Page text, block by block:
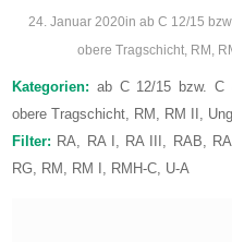
24. Januar 2020in ab C 12/15
obere Tragschicht RM
Kategorien: ab C 12/15 bzw. C
obere Tragschicht, RM, RM II,
Filter: RA, RA I, RA III, RAB,
RG, RM, RM I, RMH-C, U-A